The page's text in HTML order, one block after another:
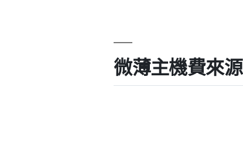
微薄主機費來源